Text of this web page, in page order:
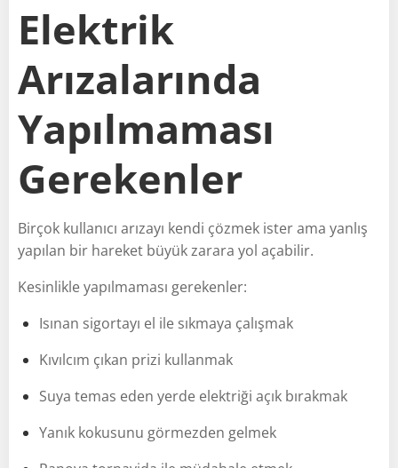
Elektrik
Arızalarında
Yapılmaması
Gerekenler
Birçok kullanıcı arızayı kendi çözmek ister ama yanlış
yapılan bir hareket büyük zarara yol açabilir.
Kesinlikle yapılmaması gerekenler:
Isınan sigortayı el ile sıkmaya çalışmak
Kıvılcım çıkan prizi kullanmak
Suya temas eden yerde elektriği açık bırakmak
Yanık kokusunu görmezden gelmek